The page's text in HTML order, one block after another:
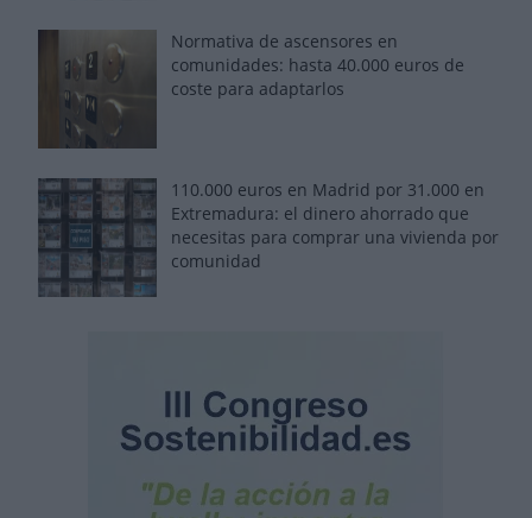
Normativa de ascensores en
comunidades: hasta 40.000 euros de
coste para adaptarlos
110.000 euros en Madrid por 31.000 en
Extremadura: el dinero ahorrado que
necesitas para comprar una vivienda por
comunidad